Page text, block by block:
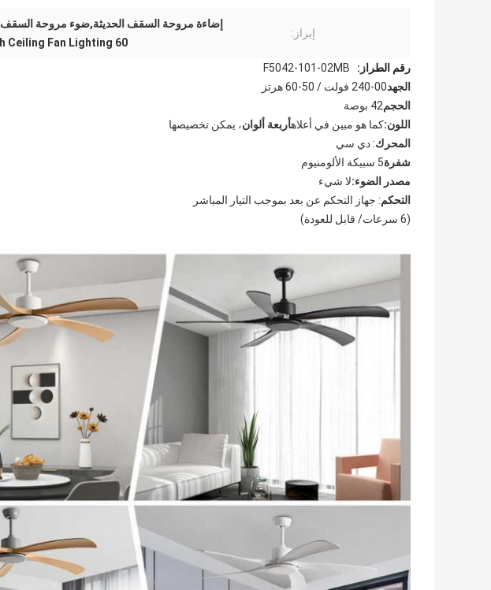
إبراز:
إضاءة مروحة السقف الحديثة,ضوء مروحة السقف 60 بوصة,إضاءة مروحة السقف بالتحكم عن بعد
60 Inch Ceiling Fan Lighting
رقم الطراز:
F5042-101-02MB
الجهد00-240 فولت / 50-60 هرتز
الحجم42 بوصة
اللون:كما هو مبين في أعلاهأربعة ألوان، يمكن تخصيصها
المحرك: دي سي
شفرة5 سبيكة الألومنيوم
مصدر الضوء:لا شيء
التحكم: جهاز التحكم عن بعد بموجب التيار المباشر
(6 سرعات/ قابل للعودة)